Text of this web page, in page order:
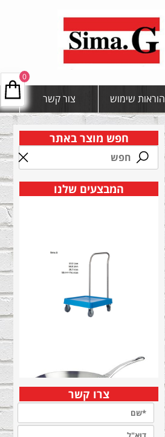
הוראות שימוש צור קשר
0
חפש מוצר באתר
המבצעים שלנו
צרו קשר